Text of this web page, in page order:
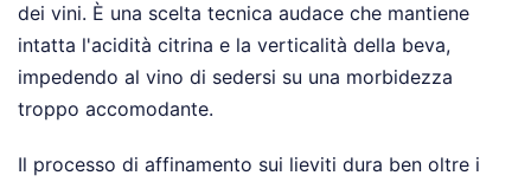
dei vini. È una scelta tecnica audace che mantiene
intatta l'acidità citrina e la verticalità della beva,
impedendo al vino di sedersi su una morbidezza
troppo accomodante.
Il processo di affinamento sui lieviti dura ben oltre i